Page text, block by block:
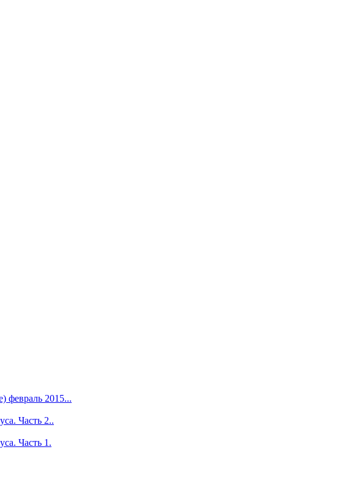
февраль 2015...
Часть 2..
Часть 1.